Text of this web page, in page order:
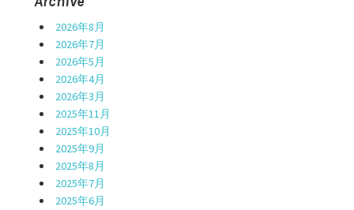
2026年8月
2026年7月
2026年5月
2026年4月
2026年3月
2025年11月
2025年10月
2025年9月
2025年8月
2025年7月
2025年6月